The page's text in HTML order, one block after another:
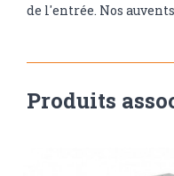
de l'entrée. Nos
Produits